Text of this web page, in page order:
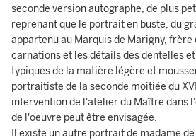
seconde version autographe, de plus
reprenant que le portrait en buste, du
appartenu au Marquis de Marigny, frère
carnations et les détails des dentelles
typiques de la matière légère et
portraitiste de la seconde moitiée du
intervention de l'atelier du Maître dans
de l'oeuvre peut être envisagée.
Il existe un autre portrait de madame